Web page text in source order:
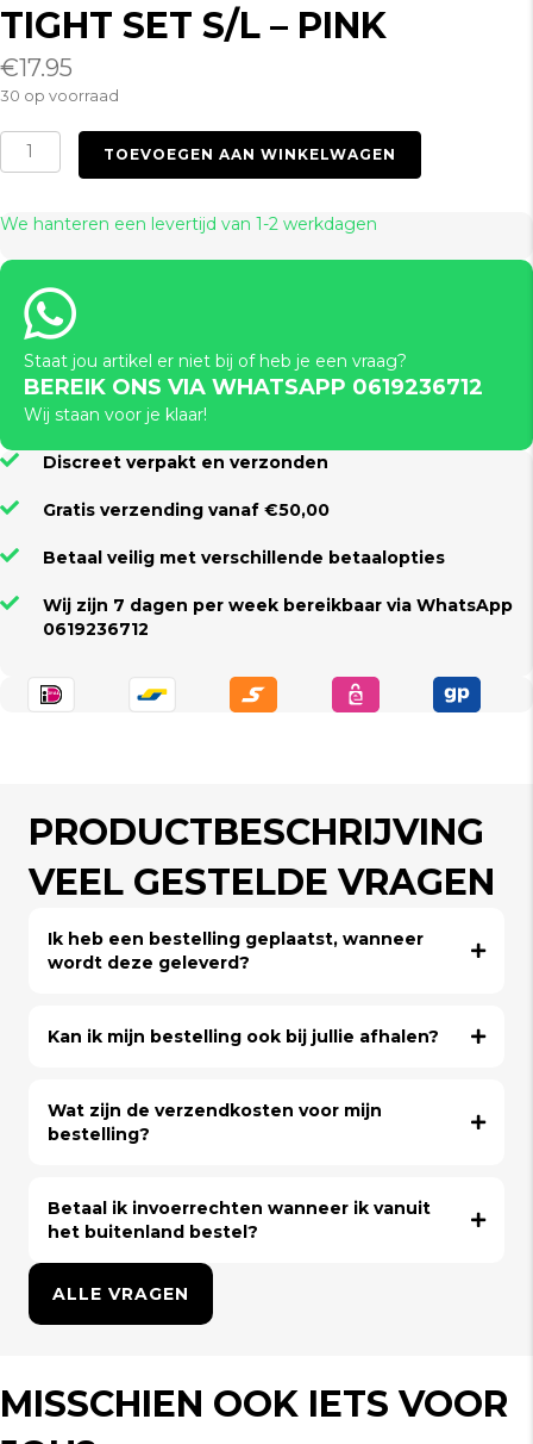
TIGHT SET S/L – PINK
€17.95
30 op voorraad
Body
with
Tight
Set
S/L
Pink
aantal
TOEVOEGEN AAN WINKELWAGEN
We hanteren een levertijd van 1-2 werkdagen
Staat jou artikel er niet bij of heb je een vraag?
BEREIK ONS VIA WHATSAPP 0619236712
Wij staan voor je klaar!
Discreet verpakt en verzonden
Gratis verzending vanaf €50,00
Betaal veilig met verschillende betaalopties
Wij zijn 7 dagen per week bereikbaar via WhatsApp
0619236712
PRODUCTBESCHRIJVING
VEEL GESTELDE VRAGEN
Ik heb een bestelling geplaatst, wanneer
wordt deze geleverd?
Kan ik mijn bestelling ook bij jullie afhalen?
Wat zijn de verzendkosten voor mijn
bestelling?
Betaal ik invoerrechten wanneer ik vanuit
het buitenland bestel?
ALLE VRAGEN
MISSCHIEN OOK IETS VOOR